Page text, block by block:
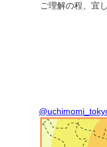
ご理解の程、宜
うちモ